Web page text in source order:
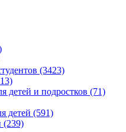
(3423)
детей и подростков (71)
детей (591)
(239)